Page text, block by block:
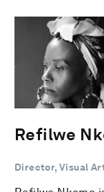
Refilwe
Director, Visual